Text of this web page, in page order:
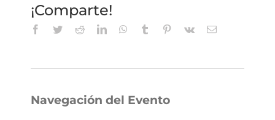
¡Comparte!
Facebook
TwitterRedditLinkedInWhatsApp
Tumblr Pinterest
Vk
Correo
Navegación del Evento